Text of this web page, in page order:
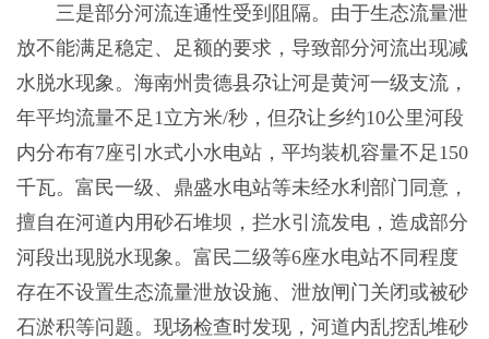
三是部分河流连通性受到阻隔。由于生态流量泄
放不能满足稳定、足额的要求，导致部分河流出现减
水脱水现象。海南州贵德县尕让河是黄河一级支流，
年平均流量不足1立方米/秒，但尕让乡约10公里河段
内分布有7座引水式小水电站，平均装机容量不足150
千瓦。富民一级、鼎盛水电站等未经水利部门同意，
擅自在河道内用砂石堆坝，拦水引流发电，造成部分
河段出现脱水现象。富民二级等6座水电站不同程度
存在不设置生态流量泄放设施、泄放闸门关闭或被砂
石淤积等问题。现场检查时发现，河道内乱挖乱堆砂